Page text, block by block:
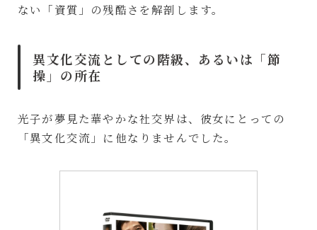
ない「資質」の残酷さを解剖します。
異文化交流としての階級、あるいは「節
操」の所在
光子が夢見た華やかな社交界は、彼女にとっての
「異文化交流」に他なりませんでした。